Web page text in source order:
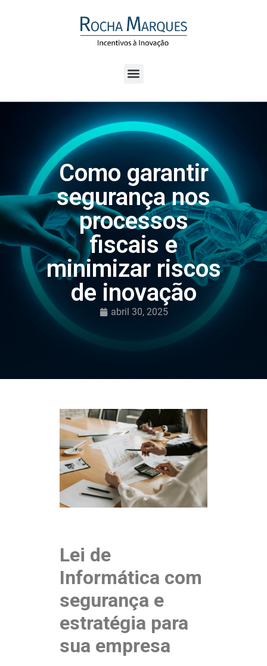
Como garantir
segurança nos
processos
fiscais e
minimizar riscos
de inovação
abril 30, 2025
Lei de
Informática com
segurança e
estratégia para
sua empresa